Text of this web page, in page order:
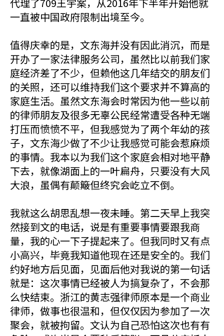
一直被中国政府限制出境至今。
值得庆幸的是，文东海并没有因此消沉，而是
开办了一家法律服务公司，虽然比以前我们家
庭经济差了不少，但赖他这几年结交的朋友们
的关照，还可以维持我们这个要求并不算高的
家庭生活。虽然文东海会时常因为他一些以前
的律师朋友及很多无辜公民经常遭受各种无端
打压而愤愤不平，但我感觉为了两个年幼的孩
子，文东海少做了不少让我感觉可能会惹麻烦
的事情。我本以为我们这个家庭会相对地平静
下去，就像湖面上的一叶扁舟，只要没有大风
大浪，虽偶有颠簸但终究会屹立不倒。
我就这么胡思乱想一夜未睡。第二天早上我突
然接到文的电话，说是有重要事情要跟我商
量，我的心一下子提起来了。但我同时又有点
小高兴，毕竟我知道他现在还是安全的。我们
约好地方后见面，见面后他对我说的第一句话
就是：这次事情已经被人为搞复杂了，不会那
么快结束。浙江的黄志强律师原本是一个商业
律师，做事也很温和，但仅仅因为参加了一次
聚会，就被拘留。文认为自己恐怕这次也有有